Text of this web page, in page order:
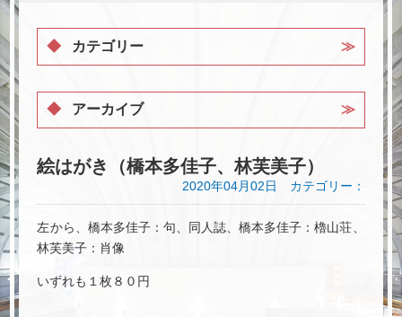
絵はがき（橋本多佳子、林芙美子）
2020年04月02日 カテゴリー：
左から、橋本多佳子：句、同人誌、橋本多佳子：櫓山荘、
林芙美子：肖像
いずれも１枚８０円
カテゴリー
アーカイブ